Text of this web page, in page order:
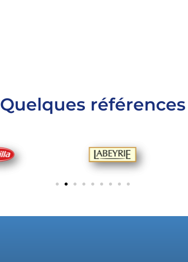
Quelques références